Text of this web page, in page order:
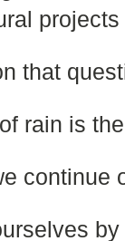
that
rain is
continue